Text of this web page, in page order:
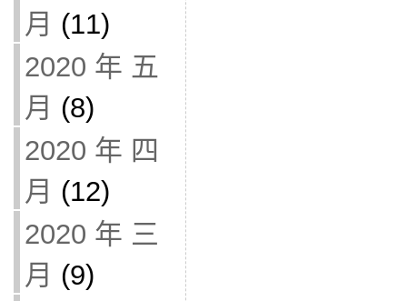
月 (11)
2020 年 五
月 (8)
2020 年 四
月 (12)
2020 年 三
月 (9)